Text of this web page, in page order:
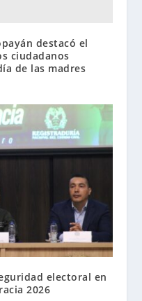
destacó el
ciudadanos
de las madres
electoral en
2026